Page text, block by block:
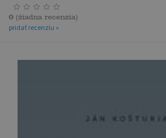
0 (žiadna recenzia)
pridať recenziu »